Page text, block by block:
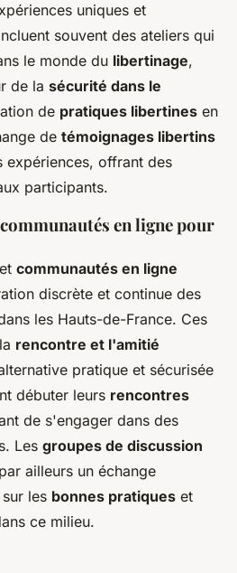
uniques et
souvent des ateliers qui
le monde du libertinage,
de la sécurité dans le
de pratiques libertines en
de témoignages libertins
expériences, offrant des
participants.
en ligne pour
et communautés en ligne
discrète et continue des
les Hauts-de-France. Ces
rencontre et l'amitié
pratique et sécurisée
débuter leurs rencontres
de s'engager dans des
Les groupes de discussion
ailleurs un échange
les bonnes pratiques et
ce milieu.